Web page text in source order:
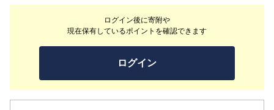
ログイン後に寄附や
現在保有しているポイントを確認できます
ログイン
す。屋外テラスの「ザ スパジャグジー」もご宿泊者様限
定でご利用いただけるファシリティです。太陽の光や満点
の星空の下で心身ともにリラックスしていただけます。